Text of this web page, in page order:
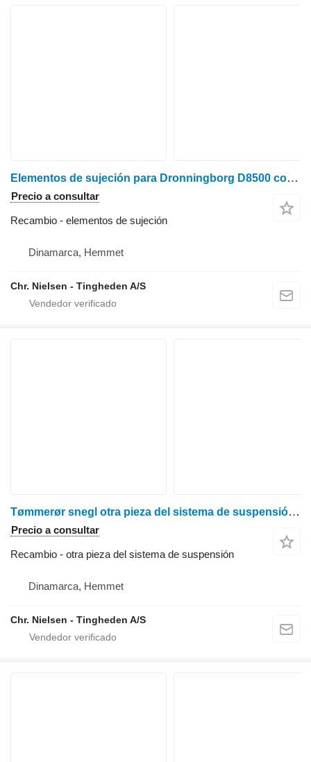
Elementos de sujeción para Dronningborg D8500 cosechadora de cereales
Precio a consultar
Recambio - elementos de sujeción
Dinamarca, Hemmet
Chr. Nielsen - Tingheden A/S
Tømmerør snegl otra pieza del sistema de suspensión para Dronningborg D7200 cosechadora de cereales
Precio a consultar
Recambio - otra pieza del sistema de suspensión
Dinamarca, Hemmet
Chr. Nielsen - Tingheden A/S